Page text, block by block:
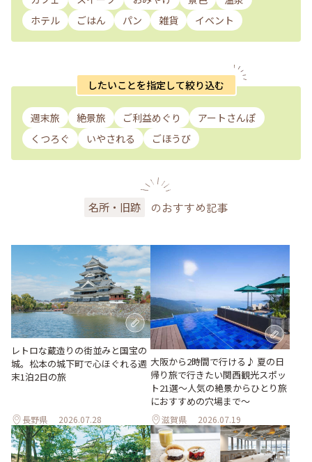
ホテル
ごはん パン 雑貨 イベント
したいことを指定して絞り込む
週末旅 絶景旅 ご利益めぐり
アートさんぽ
くつろぐ
いやされる ごほうび
名所・旧跡 のおすすめ記事
レトロな蔵造りの街並みと国宝の
城。松本の城下町で心ほぐれる週
末1泊2日の旅
長野県 2026.07.28
大阪から2時間で行ける♪ 夏の日
帰り旅で行きたい関西観光スポッ
ト21選～人気の絶景からひとり旅
におすすめの穴場まで～
滋賀県 2026.07.19